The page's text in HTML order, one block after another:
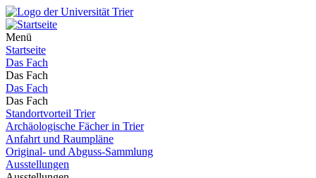
Menü
Startseite
Das Fach
Das Fach
Das Fach
Das Fach
Standortvorteil Trier
Archäologische Fächer in Trier
Anfahrt und Raumpläne
Original- und Abguss-Sammlung
Ausstellungen